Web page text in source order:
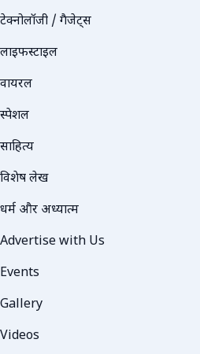
टेक्नोलॉजी / गैजेट्स
लाइफस्टाइल
वायरल
स्पेशल
साहित्य
विशेष लेख
धर्म और अध्यात्म
Advertise with Us
Events
Gallery
Videos